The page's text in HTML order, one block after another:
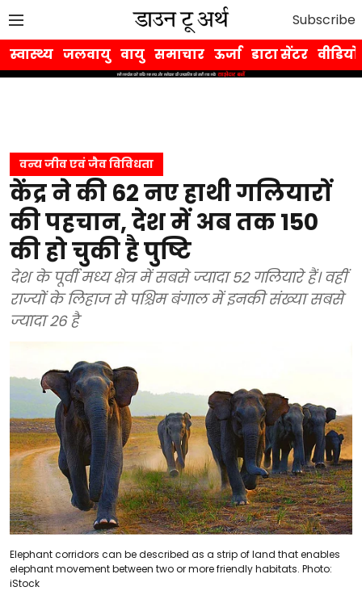
Subscribe
स्वास्थ्य जलवायु वायु समाचार ऊर्जा डाटा सेंटर वीडियो
वन्य जीव एवं जैव विविधता
केंद्र ने की 62 नए हाथी गलियारों
की पहचान, देश में अब तक 150
की हो चुकी है पुष्टि
देश के पूर्वी मध्य क्षेत्र में सबसे ज्यादा 52 गलियारे हैं। वहीं
राज्यों के लिहाज से पश्चिम बंगाल में इनकी संख्या सबसे
ज्यादा 26 है
Elephant corridors can be described as a strip of land that enables
elephant movement between two or more friendly habitats. Photo:
iStock